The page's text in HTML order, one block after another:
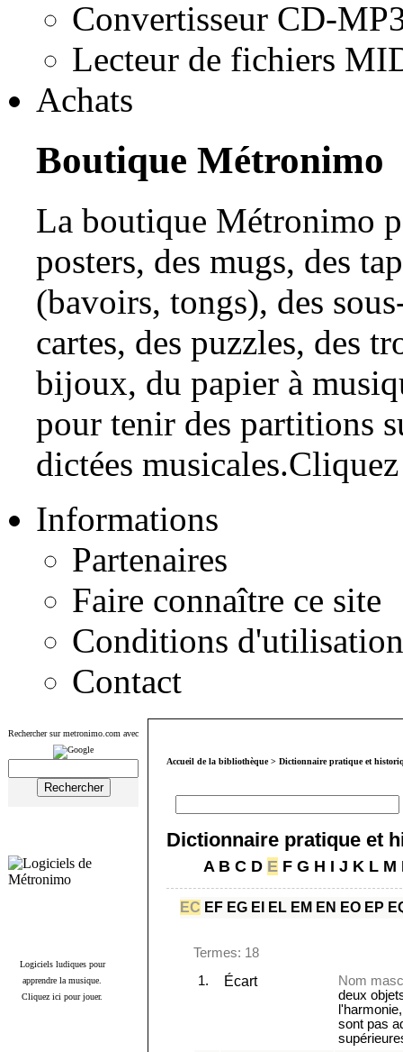
Convertisseur CD-
Lecteur de fichiers
Achats
Boutique Métronimo
La boutique Métronimo
posters, des mugs, des
(bavoirs, tongs), des
cartes, des puzzles, des
bijoux, du papier à
pour tenir des partitions
dictées musicales.
Informations
Partenaires
Faire connaître ce site
Conditions d'utilisation
Contact
Rechercher sur metronimo.com avec
Logiciels ludiques pour
apprendre la musique.
Cliquez ici pour jouer.
Accueil de la bibliothèque> Dictionnaire pratique et
Dictionnaire pratique et
A B C D E F G H I J K L M
EC EF EG EI EL EM EN EO EP
Termes: 18
1.
Écart
Nom
deux
sont pas